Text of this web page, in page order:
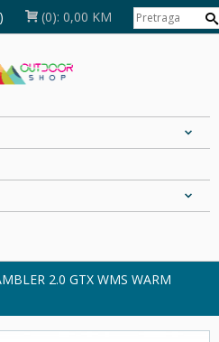
(0): 0,00 KM
2.0 GTX WMS WARM